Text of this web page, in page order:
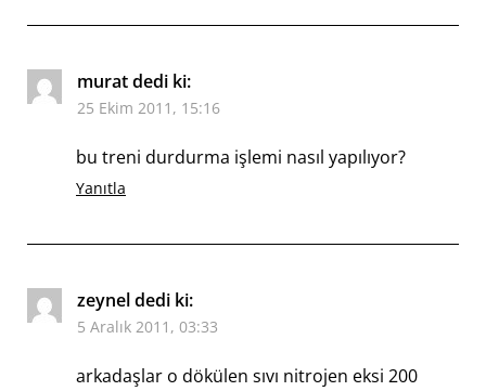
muratdedi ki:
25 Ekim 2011, 15:16
bu treni durdurma işlemi nasıl yapılıyor?
Yanıtla
zeyneldedi ki:
5 Aralık 2011, 03:33
arkadaşlar o dökülen sıvı nitrojen eksi 200